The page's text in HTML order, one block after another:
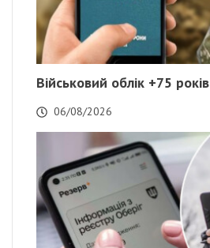
Військовий облік +75 років
06/08/2026